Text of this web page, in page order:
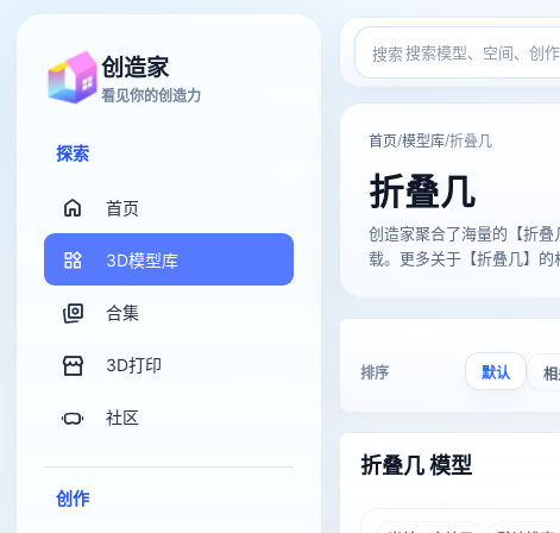
创造家
看见你的创造力
探索
首页
3D模型库
合集
3D打印
社区
创作
搜索
首页/模型库/折叠几
折叠几
创造家聚合了海量的【折
载。更多关于【折叠几】
排序 默认
折叠几 模型